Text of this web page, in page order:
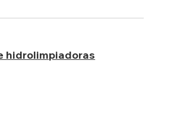
hidrolimpiadoras